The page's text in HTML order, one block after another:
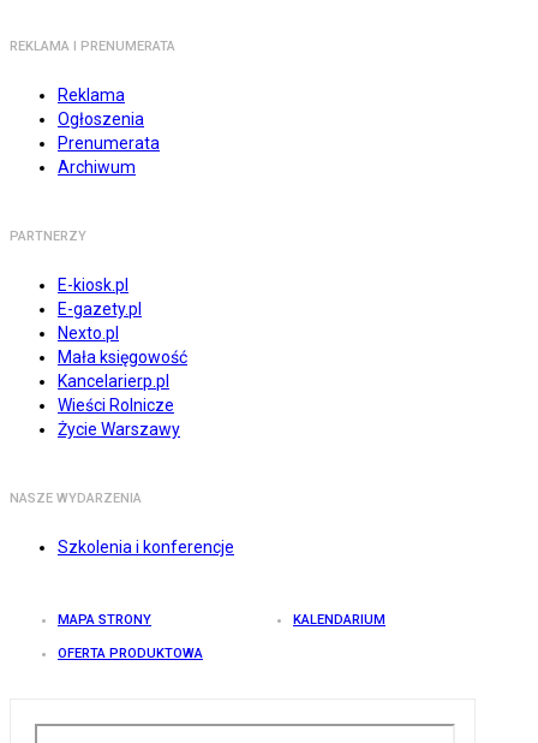
REKLAMA I PRENUMERATA
Reklama
Ogłoszenia
Prenumerata
Archiwum
PARTNERZY
E-kiosk.pl
E-gazety.pl
Nexto.pl
Mała księgowość
Kancelarierp.pl
Wieści Rolnicze
Życie Warszawy
NASZE WYDARZENIA
Szkolenia i konferencje
MAPA STRONY KALENDARIUM
OFERTA PRODUKTOWA